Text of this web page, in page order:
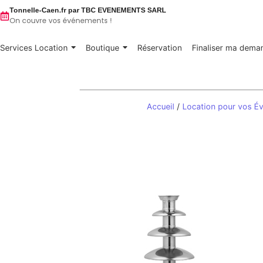
Tonnelle-Caen.fr par TBC EVENEMENTS SARL
On couvre vos événements !
Services Location Boutique Réservation Finaliser ma
Accueil / Location pour vos